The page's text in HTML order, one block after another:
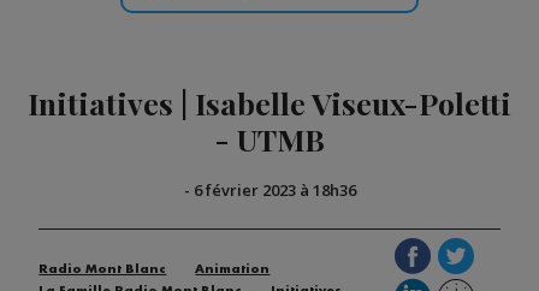
Initiatives | Isabelle Viseux-Poletti
- UTMB
- 6 février 2023 à 18h36
Radio Mont Blanc
Animation